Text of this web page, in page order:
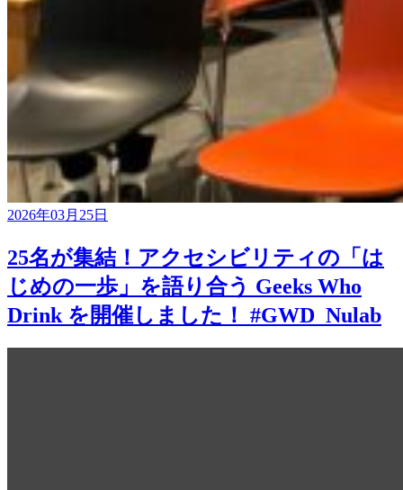
2026年03月25日
25名が集結！アクセシビリティの「は
じめの一歩」を語り合う Geeks Who
Drink を開催しました！ #GWD_Nulab